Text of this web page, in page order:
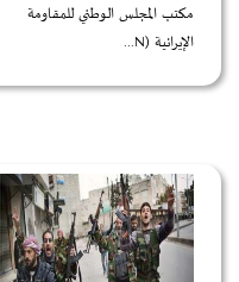
مكتب المجلس الوطني للمقاومة
الإيرانية (N...